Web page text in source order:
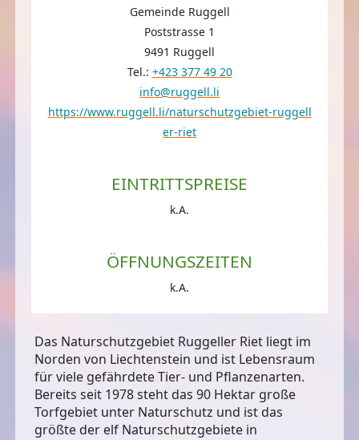
Gemeinde Ruggell
Poststrasse 1
9491 Ruggell
Tel.: +423 377 49 20
info@ruggell.li
https://www.ruggell.li/naturschutzgebiet-ruggell
er-riet
EINTRITTSPREISE
k.A.
ÖFFNUNGSZEITEN
k.A.
Das Naturschutzgebiet Ruggeller Riet liegt im
Norden von Liechtenstein und ist Lebensraum
für viele gefährdete Tier- und Pflanzenarten.
Bereits seit 1978 steht das 90 Hektar große
Torfgebiet unter Naturschutz und ist das
größte der elf Naturschutzgebiete in